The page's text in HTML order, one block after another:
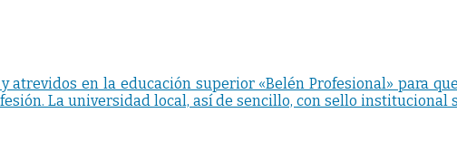
y atrevidos en la educación superior «Belén Profesional» para
La universidad local, así de sencillo, con sello